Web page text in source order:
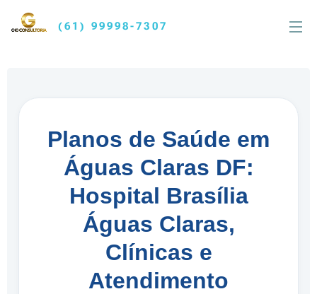
(61) 99998-7307
Planos de Saúde em
Águas Claras DF:
Hospital Brasília
Águas Claras,
Clínicas e
Atendimento